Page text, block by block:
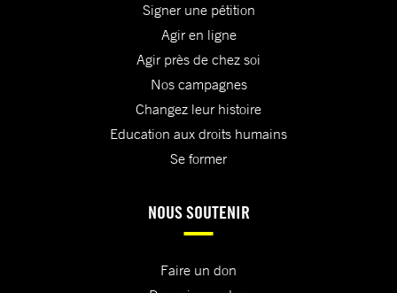
Signer une pétition
Agir en ligne
Agir près de chez soi
Nos campagnes
Changez leur histoire
Education aux droits humains
Se former
NOUS SOUTENIR
Faire un don